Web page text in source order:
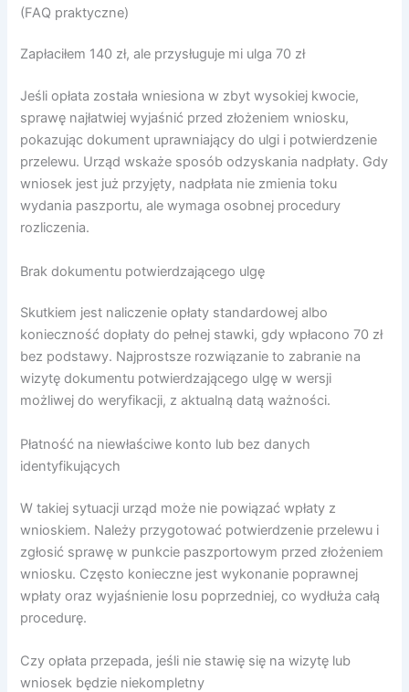
(FAQ praktyczne)
Zapłaciłem 140 zł, ale przysługuje mi ulga 70 zł
Jeśli opłata została wniesiona w zbyt wysokiej kwocie,
sprawę najłatwiej wyjaśnić przed złożeniem wniosku,
pokazując dokument uprawniający do ulgi i potwierdzenie
przelewu. Urząd wskaże sposób odzyskania nadpłaty. Gdy
wniosek jest już przyjęty, nadpłata nie zmienia toku
wydania paszportu, ale wymaga osobnej procedury
rozliczenia.
Brak dokumentu potwierdzającego ulgę
Skutkiem jest naliczenie opłaty standardowej albo
konieczność dopłaty do pełnej stawki, gdy wpłacono 70 zł
bez podstawy. Najprostsze rozwiązanie to zabranie na
wizytę dokumentu potwierdzającego ulgę w wersji
możliwej do weryfikacji, z aktualną datą ważności.
Płatność na niewłaściwe konto lub bez danych
identyfikujących
W takiej sytuacji urząd może nie powiązać wpłaty z
wnioskiem. Należy przygotować potwierdzenie przelewu i
zgłosić sprawę w punkcie paszportowym przed złożeniem
wniosku. Często konieczne jest wykonanie poprawnej
wpłaty oraz wyjaśnienie losu poprzedniej, co wydłuża całą
procedurę.
Czy opłata przepada, jeśli nie stawię się na wizytę lub
wniosek będzie niekompletny